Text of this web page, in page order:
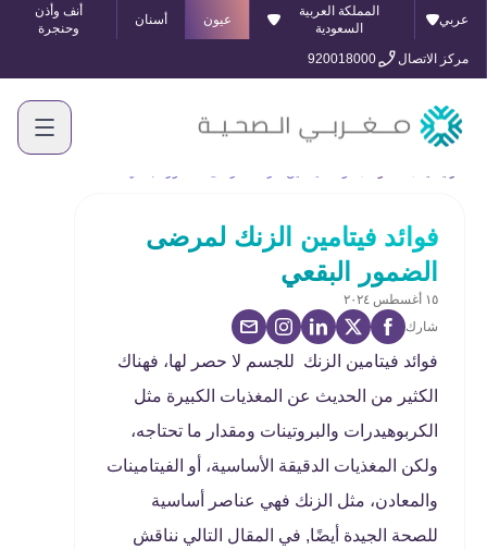
عربي
المملكة العربية
السعودية
عيون أسنان
أنف وأذن
وحنجرة
مركز الاتصال
920018000
فوائد فيتامين الزنك لمرضى
الضمور البقعي
١٥ أغسطس ٢٠٢٤
شارك
فوائد فيتامين الزنك للجسم لا حصر لها، فهناك
الكثير من الحديث عن المغذيات الكبيرة مثل
الكربوهيدرات والبروتينات ومقدار ما تحتاجه،
ولكن المغذيات الدقيقة الأساسية، أو الفيتامينات
والمعادن، مثل الزنك فهي عناصر أساسية
للصحة الجيدة أيضًا, في المقال التالي نناقش